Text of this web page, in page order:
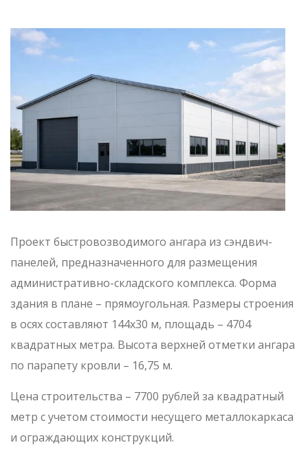
Проект быстровозводимого ангара из сэндвич-
панелей, предназначенного для размещения
административно-складского комплекса. Форма
здания в плане – прямоугольная. Размеры строения
в осях составляют 144х30 м, площадь – 4704
квадратных метра. Высота верхней отметки ангара
по парапету кровли – 16,75 м.
Цена строительства – 7700 рублей за квадратный
метр с учетом стоимости несущего металлокаркаса
и ограждающих конструкций.